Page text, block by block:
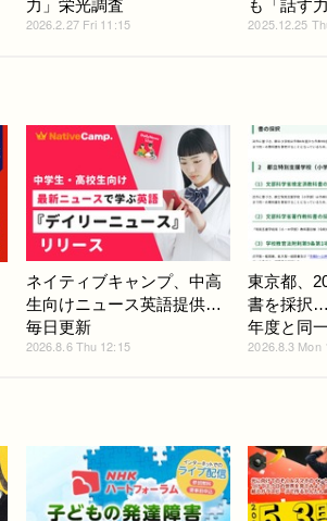
力」栄光調査
2026.2.27 Fri 11:15
も「話す
2025.12.25
ネイティブキャンプ、中高
生向けニュース英語提供…
毎日更新
2026.8.6 Thu 12:15
東京都、
書を採択
年度と同一
2026.8.3 Mon